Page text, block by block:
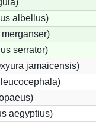
albellus)
serrator)
jamaicensis)
aegyptius)